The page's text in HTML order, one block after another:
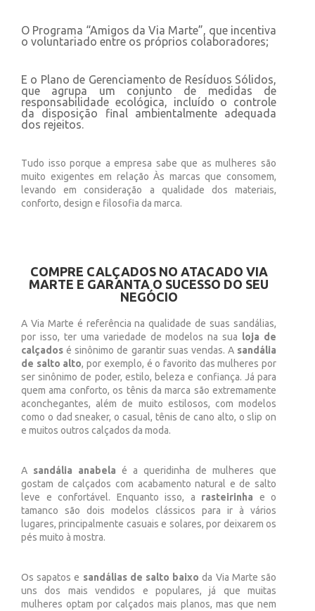
O Programa “Amigos da Via Marte”, que incentiva
o voluntariado entre os próprios colaboradores;
E o Plano de Gerenciamento de Resíduos Sólidos,
que agrupa um conjunto de medidas de
responsabilidade ecológica, incluído o controle
da disposição final ambientalmente adequada
dos rejeitos.
Tudo isso porque a empresa sabe que as mulheres são
muito exigentes em relação Às marcas que consomem,
levando em consideração a qualidade dos materiais,
conforto, design e filosofia da marca.
COMPRE CALÇADOS NO ATACADO VIA
MARTE E GARANTA O SUCESSO DO SEU
NEGÓCIO
A Via Marte é referência na qualidade de suas sandálias,
por isso, ter uma variedade de modelos na sua
loja de
calçadosé sinônimo de garantir suas vendas. A sandália
de salto alto, por exemplo, é o favorito das mulheres por
ser sinônimo de poder, estilo, beleza e confiança. Já para
quem ama conforto, os tênis da marca são extremamente
aconchegantes, além de muito estilosos, com modelos
como o dad sneaker, o casual, tênis de cano alto, o slip on
e muitos outros calçados da moda.
A sandália anabela é a queridinha de mulheres que
gostam de calçados com acabamento natural e de salto
leve e confortável. Enquanto isso, a rasteirinha e o
tamanco são dois modelos clássicos para ir à vários
lugares, principalmente casuais e solares, por deixarem os
pés muito à mostra.
Os sapatos e sandálias de salto baixoda Via Marte são
uns dos mais vendidos e populares, já que muitas
mulheres optam por calçados mais planos, mas que nem